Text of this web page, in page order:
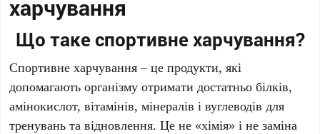
харчування
Що таке спортивне харчування?
Спортивне харчування – це продукти, які
допомагають організму отримати достатньо білків,
амінокислот, вітамінів, мінералів і вуглеводів для
тренувань та відновлення. Це не «хімія» і не заміна